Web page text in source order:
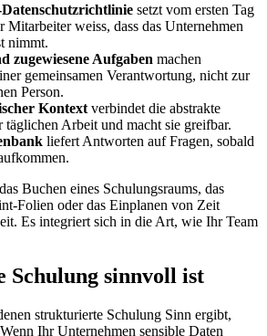
setzt vom ersten Tag
Mitarbeiter weiss, dass das Unternehmen
nimmt.
zugewiesene Aufgaben machen
gemeinsamen Verantwortung, nicht zur
Person.
Kontext verbindet die abstrakte
Arbeit und macht sie greifbar.
liefert Antworten auf Fragen, sobald
Buchen eines Schulungsraums, das
Folien oder das Einplanen von Zeit
Es integriert sich in die Art, wie Ihr Team
Schulung sinnvoll ist
strukturierte Schulung Sinn ergibt,
Ihr Unternehmen sensible Daten